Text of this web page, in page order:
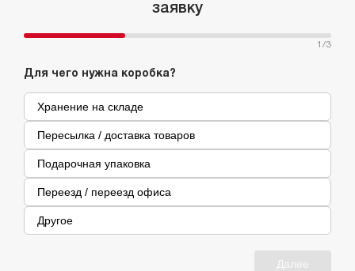
заявку
1 /3
Для чего нужна коробка?
Хранение на складе
Пересылка / доставка товаров
Подарочная упаковка
Переезд / переезд офиса
Другое
Далее